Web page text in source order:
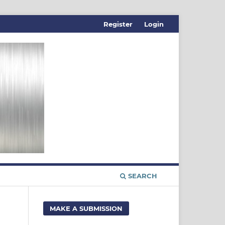
SEARCH
Register Login
MAKE A SUBMISSION